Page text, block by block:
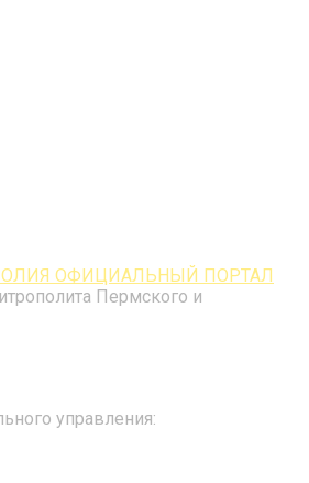
ОФИЦИАЛЬНЫЙ ПОРТАЛ
Пермского и
управления: